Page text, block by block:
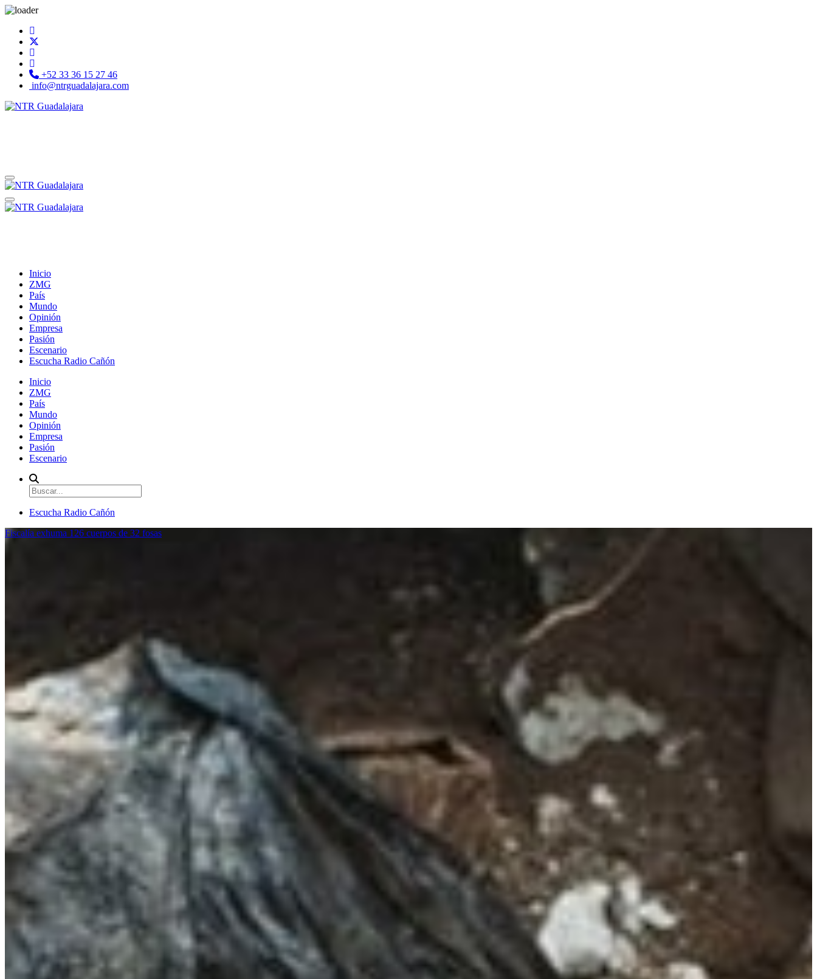
+52 33 36 15 27 46
info@ntrguadalajara.com
Inicio
ZMG
País
Mundo
Opinión
Empresa
Pasión
Escenario
Escucha Radio Cañón
Inicio
ZMG
País
Mundo
Opinión
Empresa
Pasión
Escenario
Escucha Radio Cañón
Fiscalía exhuma 126 cuerpos de 32 fosas